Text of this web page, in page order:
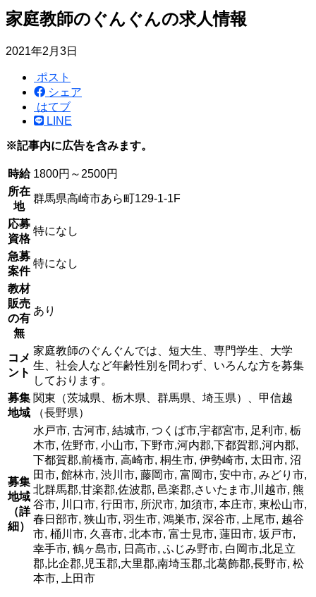
家庭教師のぐんぐんの求人情報
2021年2月3日
ポスト
シェア
はてブ
LINE
※記事内に広告を含みます。
時給 1800円～2500円
所在
地
群馬県高崎市あら町129-1-1F
応募
資格
特になし
急募
案件
特になし
教材
販売
の有
無
あり
コメ
ント
家庭教師のぐんぐんでは、短大生、専門学生、大学
生、社会人など年齢性別を問わず、いろんな方を募集
しております。
募集
地域
関東（茨城県、栃木県、群馬県、埼玉県）、甲信越
（長野県）
募集
地域
（詳
細）
水戸市, 古河市, 結城市, つくば市,宇都宮市, 足利市, 栃
木市, 佐野市, 小山市, 下野市,河内郡,下都賀郡,河内郡,
下都賀郡,前橋市, 高崎市, 桐生市, 伊勢崎市, 太田市, 沼
田市, 館林市, 渋川市, 藤岡市, 富岡市, 安中市, みどり市,
北群馬郡,甘楽郡,佐波郡, 邑楽郡,さいたま市,川越市, 熊
谷市, 川口市, 行田市, 所沢市, 加須市, 本庄市, 東松山市,
春日部市, 狭山市, 羽生市, 鴻巣市, 深谷市, 上尾市, 越谷
市, 桶川市, 久喜市, 北本市, 富士見市, 蓮田市, 坂戸市,
幸手市, 鶴ヶ島市, 日高市, ふじみ野市, 白岡市,北足立
郡,比企郡,児玉郡,大里郡,南埼玉郡,北葛飾郡,長野市, 松
本市, 上田市